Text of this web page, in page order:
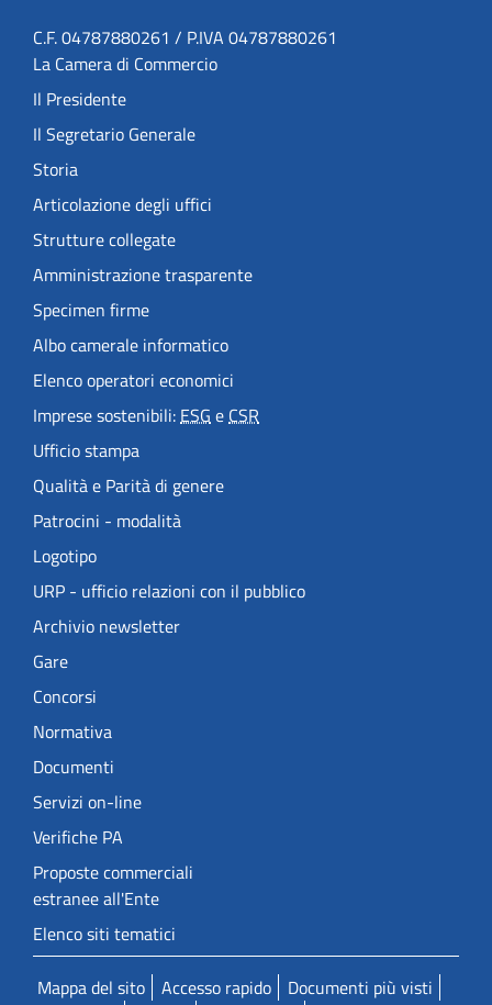
C.F. 04787880261 / P.IVA 04787880261
La Camera di Commercio
Il Presidente
Il Segretario Generale
Storia
Articolazione degli uffici
Strutture collegate
Amministrazione trasparente
Specimen firme
Albo camerale informatico
Elenco operatori economici
Imprese sostenibili:ESGeCSR
Ufficio stampa
Qualità e Parità di genere
Patrocini - modalità
Logotipo
URP - ufficio relazioni con il pubblico
Archivio newsletter
Gare
Concorsi
Normativa
Documenti
Servizi on-line
Verifiche PA
Proposte commerciali
estranee all'Ente
Elenco siti tematici
Mappa del sito Accesso rapido
Documenti più visti